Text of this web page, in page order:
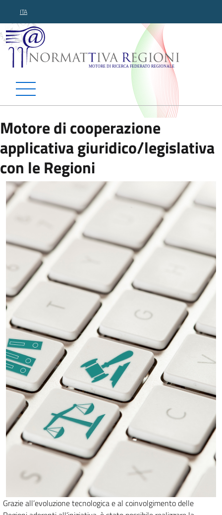
ITA
Normattiva Regioni -
Motore di cooperazione
applicativa giuridico/legislativa
con le Regioni
Grazie all’evoluzione tecnologica e al coinvolgimento delle